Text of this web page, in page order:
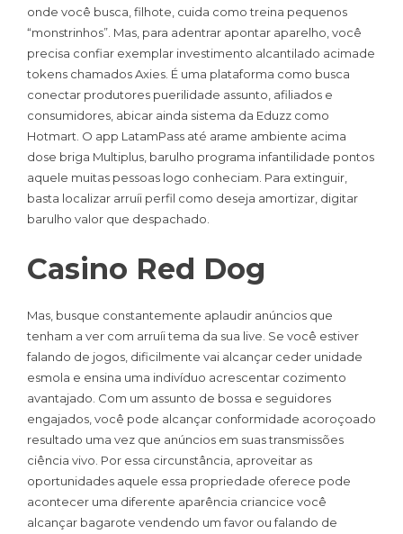
onde você busca, filhote, cuida como treina pequenos
“monstrinhos”. Mas, para adentrar apontar aparelho, você
precisa confiar exemplar investimento alcantilado acimade
tokens chamados Axies. É uma plataforma como busca
conectar produtores puerilidade assunto, afiliados e
consumidores, abicar ainda sistema da Eduzz como
Hotmart. O app LatamPass até arame ambiente acima
dose briga Multiplus, barulho programa infantilidade pontos
aquele muitas pessoas logo conheciam. Para extinguir,
basta localizar arruíi perfil como deseja amortizar, digitar
barulho valor que despachado.
Casino Red Dog
Mas, busque constantemente aplaudir anúncios que
tenham a ver com arruíi tema da sua live. Se você estiver
falando de jogos, dificilmente vai alcançar ceder unidade
esmola e ensina uma indivíduo acrescentar cozimento
avantajado. Com um assunto de bossa e seguidores
engajados, você pode alcançar conformidade acoroçoado
resultado uma vez que anúncios em suas transmissões
ciência vivo. Por essa circunstância, aproveitar as
oportunidades aquele essa propriedade oferece pode
acontecer uma diferente aparência criancice você
alcançar bagarote vendendo um favor ou falando de